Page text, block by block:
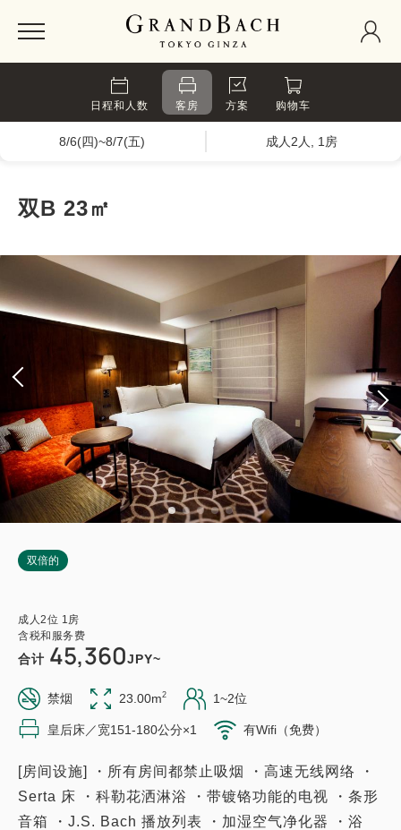
日程和人数 客房 方案 购物车
8/6(四)~8/7(五) 成人2人, 1房
双B 23㎡
双倍的
成人 2位 1 房
含税和服务费
合计 45,360JPY~
禁烟 23.00m2 1~2位
皇后床／宽151-180公分×1 有Wifi（免费）
[房间设施] ・所有房间都禁止吸烟 ・高速无线网络 ・
Serta 床 ・科勒花洒淋浴 ・带镀铬功能的电视 ・条形
音箱 ・J.S. Bach 播放列表 ・加湿空气净化器 ・浴